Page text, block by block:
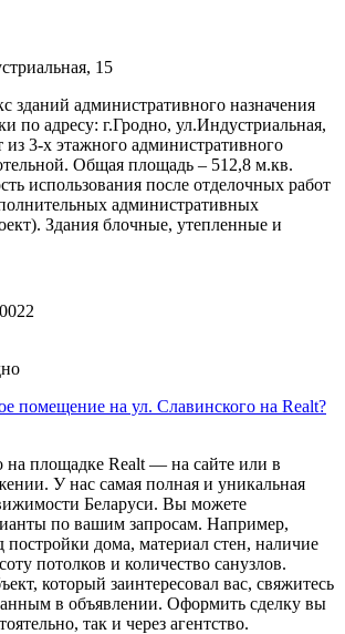
15
зданий административного назначения
по адресу: г.Гродно, ул.Индустриальная,
из 3-х этажного административного
Общая площадь – 512,8 м.кв.
использования после отделочных работ
административных
Здания блочные, утепленные и
помещение на ул. Славинского на Realt?
на площадке Realt — на сайте или в
У нас самая полная и уникальная
Беларуси. Вы можете
по вашим запросам. Например,
постройки дома, материал стен, наличие
потолков и количество санузлов.
который заинтересовал вас, свяжитесь
в объявлении. Оформить сделку вы
так и через агентство.